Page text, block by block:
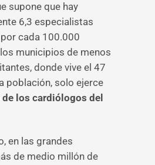
supone que hay
6,3 especialistas
cada 100.000
municipios de menos
donde vive el 47
población, solo ejerce
los cardiólogos del
en las grandes
de medio millón de